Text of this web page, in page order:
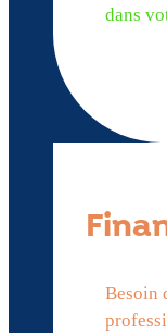
dans
Besoin